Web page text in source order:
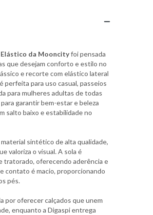
da Mooncityfoi pensada
que desejam conforto e estilo no
e recorte com elástico lateral
perfeita para uso casual, passeios
para mulheres adultas de todas
garantir bem-estar e beleza
salto baixo e estabilidade no
sintético de alta qualidade,
valoriza o visual. A sola é
tratorado, oferecendo aderência e
contato é macio, proporcionando
pés.
por oferecer calçados que unem
enquanto a Digaspi entrega